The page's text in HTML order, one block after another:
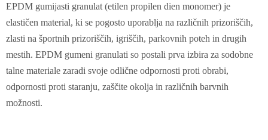
EPDM gumijasti granulat (etilen propilen dien monomer) je
elastičen material, ki se pogosto uporablja na različnih prizoriščih,
zlasti na športnih prizoriščih, igriščih, parkovnih poteh in drugih
mestih. EPDM gumeni granulati so postali prva izbira za sodobne
talne materiale zaradi svoje odlične odpornosti proti obrabi,
odpornosti proti staranju, zaščite okolja in različnih barvnih
možnosti.